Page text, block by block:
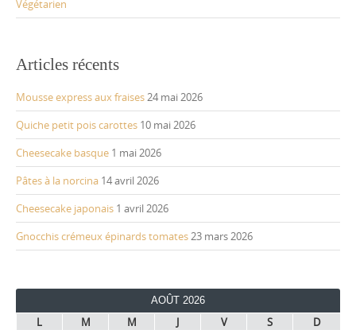
Végétarien
Articles récents
Mousse express aux fraises24 mai 2026
Quiche petit pois carottes 10 mai 2026
Cheesecake basque 1 mai 2026
Pâtes à la norcina 14 avril 2026
Cheesecake japonais 1 avril 2026
Gnocchis crémeux épinards tomates23 mars 2026
AOÛT 2026
L M M J V S
D